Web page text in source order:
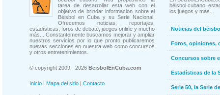
tarea de desarrollar esta web con el
objetivo de brindar información sobre el
Béisbol en Cuba y su Serie Nacional.
Ofrecemos noticias, reportajes,
estadísticas, foros de debate, juegos online y mucho
más... Constantemente buscamos mejorar y ampliar
nuestros servicios por lo que pronto publicaremos
nuevas secciones en nuestra web como concursos
y otros entretenimientos.
© copyright 2009 - 2026 BeisbolEnCuba.com
Inicio | Mapa del sitio | Contacto
béisbol cubano,
los juegos y más...
Noticias del
Foros, opiniones,
Concursos sobre
Estadísticas de la
Serie 50, la Serie